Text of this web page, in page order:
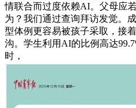
情联合而过度依赖AI。父母应
为？我们通过查询拜访发觉。
型体例更容易被孩子采取，接
沟。学生利用AI的比例高达
时，